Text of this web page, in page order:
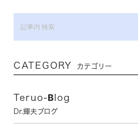
CATEGORY カテゴリー
Teruo-Blog
Dr.輝夫ブログ